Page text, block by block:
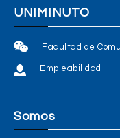
UNIMINUTO
Facultad de
Empleabilidad
Somos